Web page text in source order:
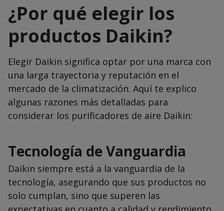
¿Por qué elegir los
productos Daikin?
Elegir Daikin significa optar por una marca con
una larga trayectoria y reputación en el
mercado de la climatización. Aquí te explico
algunas razones más detalladas para
considerar los purificadores de aire Daikin:
Tecnología de Vanguardia
Daikin siempre está a la vanguardia de la
tecnología, asegurando que sus productos no
solo cumplan, sino que superen las